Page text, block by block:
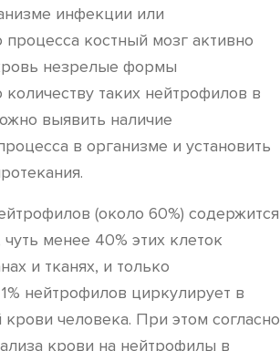
инфекции или
процесса костный мозг активно
незрелые формы
таких нейтрофилов в
выявить наличие
в организме и установить
(около 60%) содержится
менее 40% этих клеток
и тканях, и только
нейтрофилов циркулирует в
человека. При этом согласно
крови на нейтрофилы в